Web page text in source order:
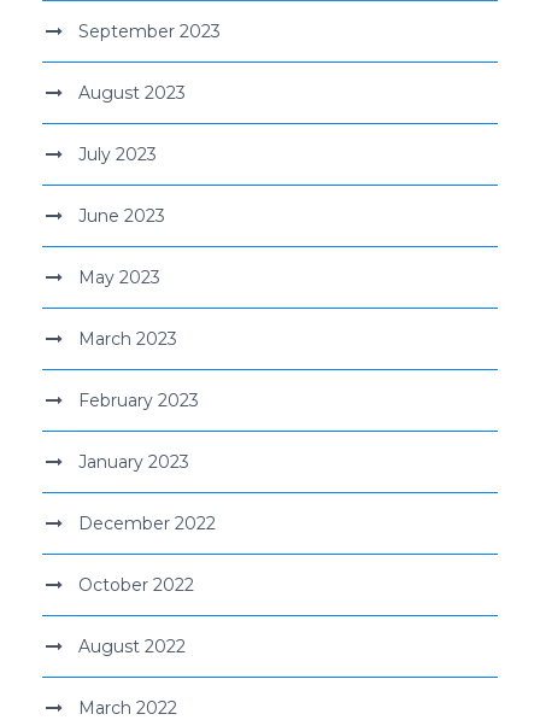
September 2023
August 2023
July 2023
June 2023
May 2023
March 2023
February 2023
January 2023
December 2022
October 2022
August 2022
March 2022